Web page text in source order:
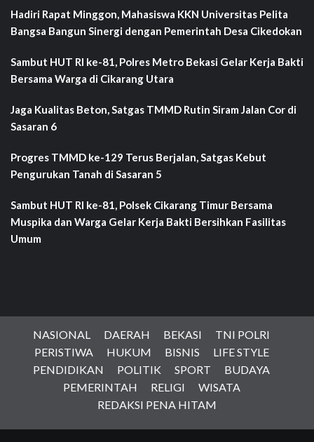
Hadiri Rapat Minggon, Mahasiswa KKN Universitas Pelita
Bangsa Bangun Sinergi dengan Pemerintah Desa Cikedokan
Sambut HUT RI ke-81, Polres Metro Bekasi Gelar Kerja Bakti
Bersama Warga di Cikarang Utara
Jaga Kualitas Beton, Satgas TMMD Rutin Siram Jalan Cor di
Sasaran 6
Progres TMMD ke-129 Terus Berjalan, Satgas Kebut
Pengurukan Tanah di Sasaran 5
Sambut HUT RI ke-81, Polsek Cikarang Timur Bersama
Muspika dan Warga Gelar Kerja Bakti Bersihkan Fasilitas
Umum
NASIONAL DAERAH BEKASI
TNI POLRI
PERISTIWA
HUKUM BISNIS
LIFE STYLE
PENDIDIKAN
POLITIK SPORT
BUDAYA
PEMERINTAH
RELIGI
WISATA
REDAKSI PENA HITAM